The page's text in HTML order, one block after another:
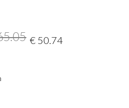
Algne
Current
€ 50.74